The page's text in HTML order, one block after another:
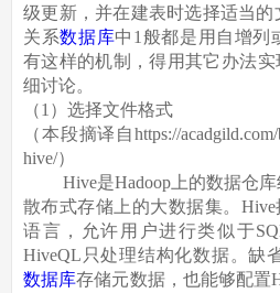
级更新，并在建表时选择适当
关系数据库中1般都是用自增列
有这样的机制，得用其它办法
细讨论。
（1）选择文件格式
（本段摘译自https://
hive/）
Hive是Hadoop上的数据仓库
散布式存储上的大数据集。
语言，允许用户进行类似于
HiveQL只处理结构化数据。缺
数据库存储元数据，也能够配置